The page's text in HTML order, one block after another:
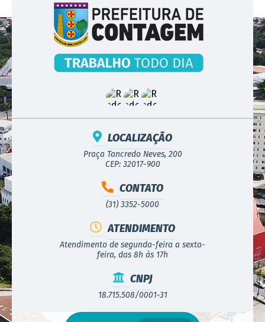
LOCALIZAÇÃO
Praça Tancredo Neves, 200
CEP: 32017-900
CONTATO
(31) 3352-5000
ATENDIMENTO
Atendimento de segunda-feira a sexta-
feira, das 8h às 17h
CNPJ
18.715.508/0001-31